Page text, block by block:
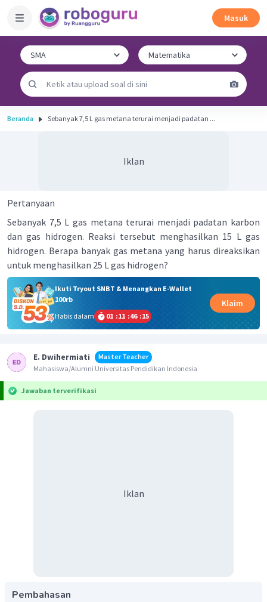
Masuk
Beranda Sebanyak 7,5 L gas metana terurai menjadi padatan ...
Iklan
Pertanyaan
Sebanyak 7,5 L gas metana terurai menjadi padatan karbon
dan gas hidrogen. Reaksi tersebut menghasilkan 15 L gas
hidrogen. Berapa banyak gas metana yang harus direaksikan
untuk menghasilkan 25 L gas hidrogen?
Ikuti Tryout SNBT & Menangkan E-Wallet
100rb
Habis dalam
01 :11 :46 :15
Klaim
E. Dwihermiati
Master Teacher
Mahasiswa/Alumni Universitas Pendidikan Indonesia
Jawaban terverifikasi
Iklan
Pembahasan